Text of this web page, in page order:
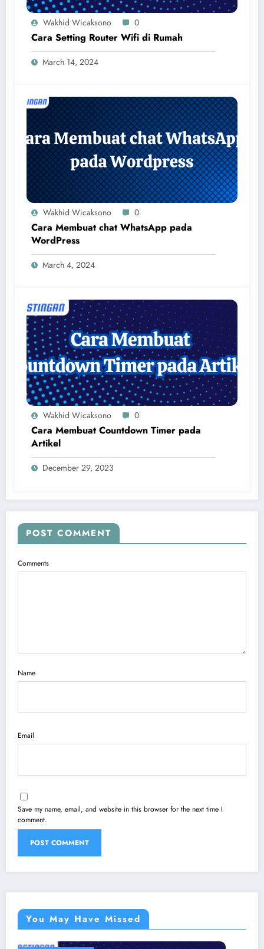
Wakhid Wicaksono 0
Cara Setting Router Wifi di Rumah
March 14, 2024
Wakhid Wicaksono 0
Cara Membuat chat WhatsApp pada
WordPress
March 4, 2024
Wakhid Wicaksono 0
Cara Membuat Countdown Timer pada
Artikel
December 29, 2023
POST COMMENT
Comments
Name
Email
Save my name, email, and website in this browser for the next time I
comment.
You May Have Missed